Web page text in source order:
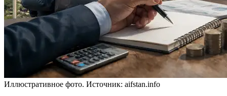
Иллюстративное фото. Источник: aifstan.info